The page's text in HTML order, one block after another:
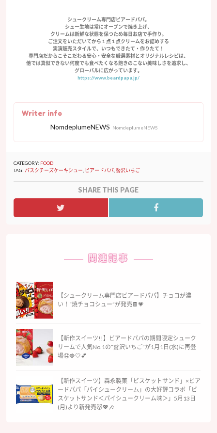
シュークリーム専門店ビアードパパ。
シュー生地は常にオーブンで焼き上げ、
クリームは新鮮な状態を保つため毎日お店で手作り。
ご注文をいただいてから１点１点クリームをお詰めする
実演販売スタイルで、いつもできたて・作りたて！
専門店だからこそこだわる安心・安全な厳選素材とオリジナルレシピは、
他では真似できない何度でも食べたくなる飽きのこない美味しさを追求し、
グローバルに広がっています。
https://www.beardpapa.jp/
Writer info
NomdeplumeNEWS NomdeplumeNEWS
CATEGORY: FOOD
TAG: バスクチーズケーキシュー ビアードパパ ,贅沢いちご
SHARE THIS PAGE
関連記事
【シュークリーム専門店ビアードパパ】チョコが濃
い！“焼チョコシュー”が発売🍫💗
【新作スイーツ!!】ビアードパパの期間限定シューク
リームで人気No.1の“贅沢いちご”が1月1日(水)に再登
場🤤🍓🤍💕
【新作スイーツ】森永製菓「ビスケットサンド」×ビア
ードパパ「パイシュークリーム」の大好評コラボ「ビ
スケットサンド＜パイシュークリーム味＞」5月13日
(月)より新発売😽💖🎶